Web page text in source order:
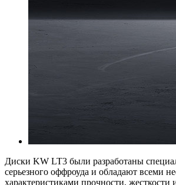
Диски KW LT3 были разработаны
серьезного оффроуда и обладают всеми
характеристиками прочности, жесткости